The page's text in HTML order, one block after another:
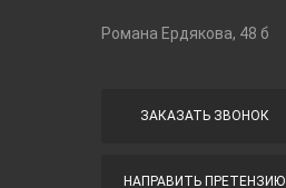
Романа Ердякова, 48 б
ЗАКАЗАТЬ ЗВОНОК
НАПРАВИТЬ ПРЕТЕНЗИЮ